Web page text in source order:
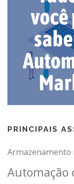
PRINCIPAIS
Armazenamento
Automação